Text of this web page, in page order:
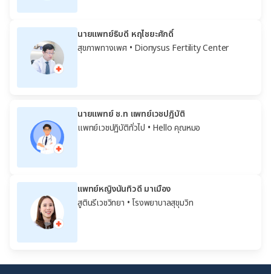
นายแพทย์ธิบดี หฤไชยะศักดิ์
สุขภาพทางเพศ• Dionysus Fertility Center
นายแพทย์ ช.ท แพทย์เวชปฏิบัติ
แพทย์เวชปฏิบัติทั่วไป • Hello คุณหมอ
แพทย์หญิงนันทิวดี มาเมือง
สูตินรีเวชวิทยา • โรงพยาบาลสุขุมวิท